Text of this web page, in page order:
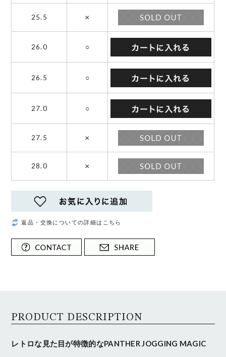
25.5 ×
26.0 ○
26.5 ○
27.0 ○
27.5 ×
28.0 ×
返品・交換についての詳細はこちら
PRODUCT DESCRIPTION
レトロな見た目が特徴的なPANTHER JOGGING MAGIC